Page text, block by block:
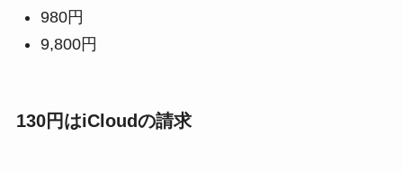
980円
9,800円
130円はiCloudの請求